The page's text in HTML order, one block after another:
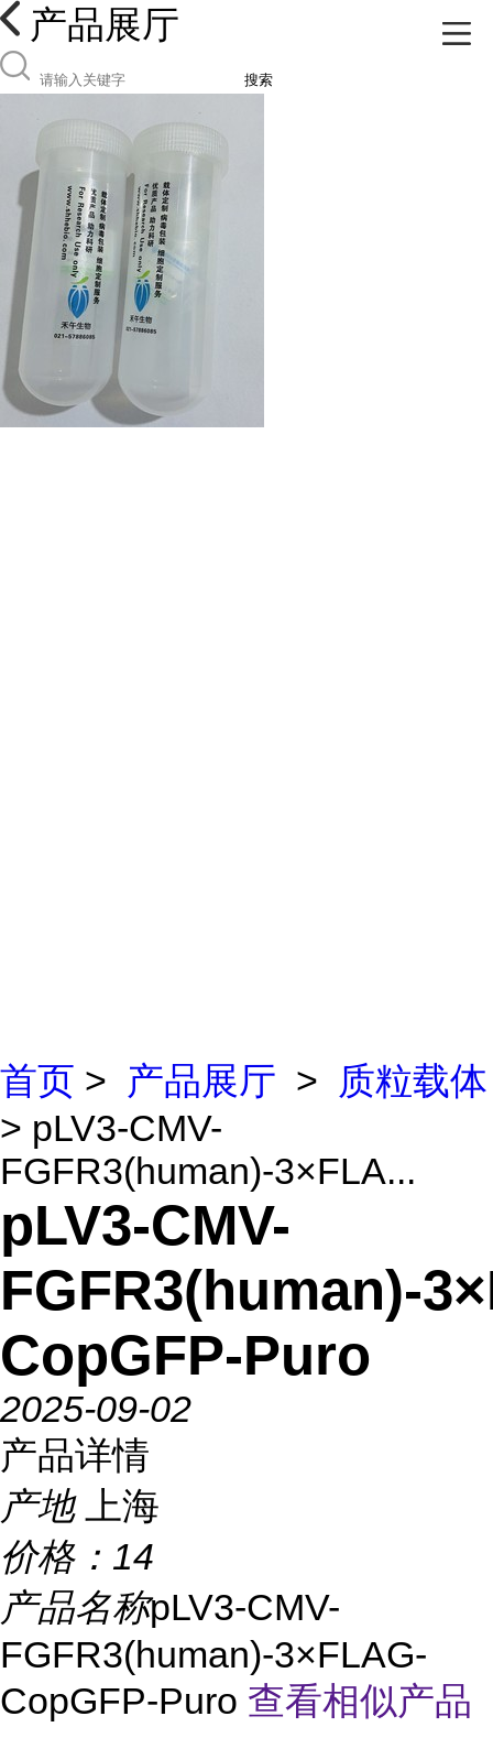
产品展厅
搜索
首页 > 产品展厅 >
质粒载体
> pLV3-CMV-
FGFR3(human)-3×FLA...
pLV3-CMV-
FGFR3(human)-
CopGFP-Puro
2025-09-02
产品详情
产地
上海
价格： 14
产品名称pLV3-CMV-
FGFR3(human)-3×FLAG-
CopGFP-Puro 查看相似产品